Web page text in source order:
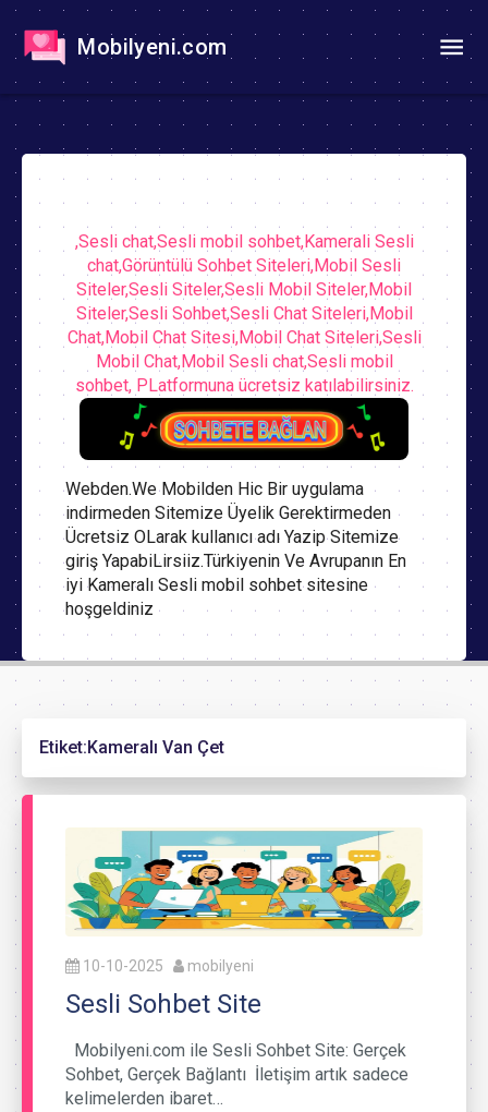
Mobilyeni.com
,Sesli chat,Sesli mobil sohbet,Kamerali Sesli
chat,Görüntülü Sohbet Siteleri,Mobil Sesli
Siteler,Sesli Siteler,Sesli Mobil Siteler,Mobil
Siteler,Sesli Sohbet,Sesli Chat Siteleri,Mobil
Chat,Mobil Chat Sitesi,Mobil Chat Siteleri,Sesli
Mobil Chat,Mobil Sesli chat,Sesli mobil
sohbet, PLatformuna ücretsiz katılabilirsiniz.
Webden.We Mobilden Hic Bir uygulama
indirmeden Sitemize Üyelik Gerektirmeden
Ücretsiz OLarak kullanıcı adı Yazip Sitemize
giriş YapabiLirsiiz.Türkiyenin Ve Avrupanın En
iyi Kameralı Sesli mobil sohbet sitesine
hoşgeldiniz
Etiket: Kameralı Van Çet
10-10-2025 mobilyeni
Sesli Sohbet Site
Mobilyeni.com ile Sesli Sohbet Site: Gerçek
Sohbet, Gerçek Bağlantı İletişim artık sadece
kelimelerden ibaret…